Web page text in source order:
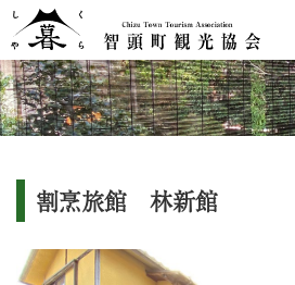
割烹旅館 林新館